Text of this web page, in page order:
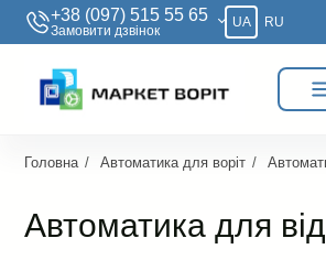
+38 (097) 515 55 65
Замовити дзвiнок
UA RU
Головна Автоматика для воріт
Автоматика для